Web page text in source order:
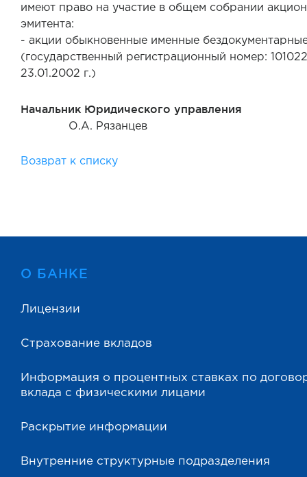
имеют право на участие в общем собрании
эмитента:
- акции обыкновенные именные
(государственный регистрационный номер:
23.01.2002 г.)
Начальник Юридического управления
О.А. Рязанцев
Возврат к списку
О БАНКЕ
Лицензии
Страхование вкладов
Информация о процентных ставках по
вклада с физическими лицами
Раскрытие информации
Внутренние структурные подразделения